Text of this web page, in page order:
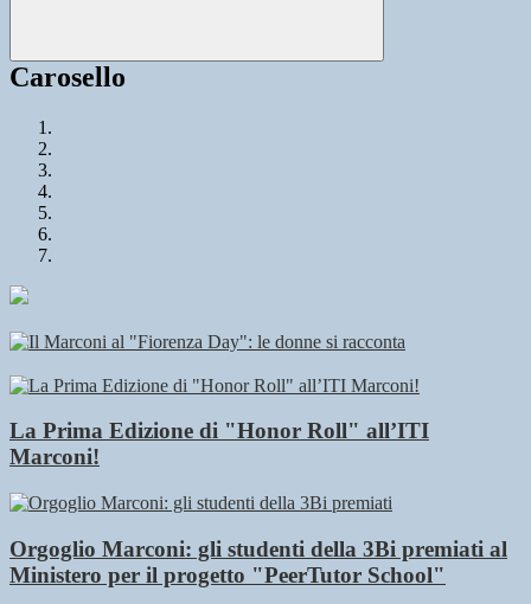
Carosello
La Prima Edizione di "Honor Roll" all’ITI
Marconi!
Orgoglio Marconi: gli studenti della 3Bi premiati al
Ministero per il progetto "PeerTutor School"